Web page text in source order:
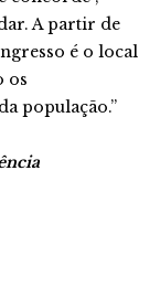
A partir de
é o local
os
população.”